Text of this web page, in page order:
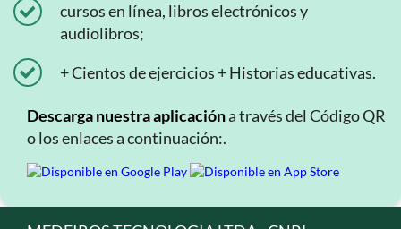
cursos en línea, libros electrónicos y
audiolibros;
+ Cientos de ejercicios + Historias educativas.
Descarga nuestra aplicacióna través del Código QR
o los enlaces a continuación:.